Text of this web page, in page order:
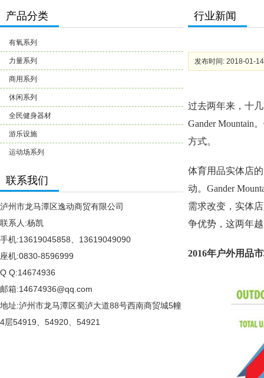
产品分类
有氧系列
力量系列
商用系列
休闲系列
全民健身器材
游乐设施
运动场系列
联系我们
泸州市龙马潭区逸动商贸有限公司
联系人:杨凯
手机:13619045858、13619049090
座机:0830-8596999
Q Q:14674936
邮箱:14674936@qq.com
地址:泸州市龙马潭区蜀泸大道88号西南商贸城5幢
4层54919、54920、54921
行业新闻
发布时间: 2018-01-
过去两年来，十
Gander Mountain
方式。
体育用品实体店
动。Gander
需求改变，实体
争优势，这两年
2016年户外用品